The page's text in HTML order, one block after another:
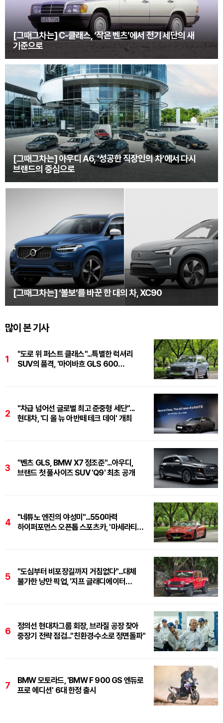
[그때그차는] C-클래스, ‘작은 벤츠’에서 전기 세단의 새
기준으로
[그때그차는] 아우디 A6, ‘성공한 직장인의 차’에서 다시
브랜드의 중심으로
[그때그차는] ‘볼보’를 바꾼 한 대의 차, XC90
많이 본 기사
1
"도로 위 퍼스트 클래스"...특별한 럭셔리
SUV의 품격, '마이바흐 GLS 600
2
"차급 넘어선 글로벌 최고 준중형 세단"...
현대차, '디 올 뉴 아반떼 테크 데이' 개최
3
"벤츠 GLS, BMW X7 정조준"...아우디,
브랜드 첫 풀사이즈 SUV 'Q9' 최초 공개
4
"네튜노 엔진의 야성미"...550마력
하이퍼포먼스 오픈톱 스포츠카, '마세라티
5
"도심부터 비포장길까지 거침없다"...대체
불가한 낭만 픽업, '지프 글래디에이터
6
정의선 현대차그룹 회장, 브라질 공장 찾아
중장기 전략 점검..."친환경·수소로 정면돌파"
7
BMW 모토라드, 'BMW F 900 GS 엔듀로
프로 에디션' 6대 한정 출시